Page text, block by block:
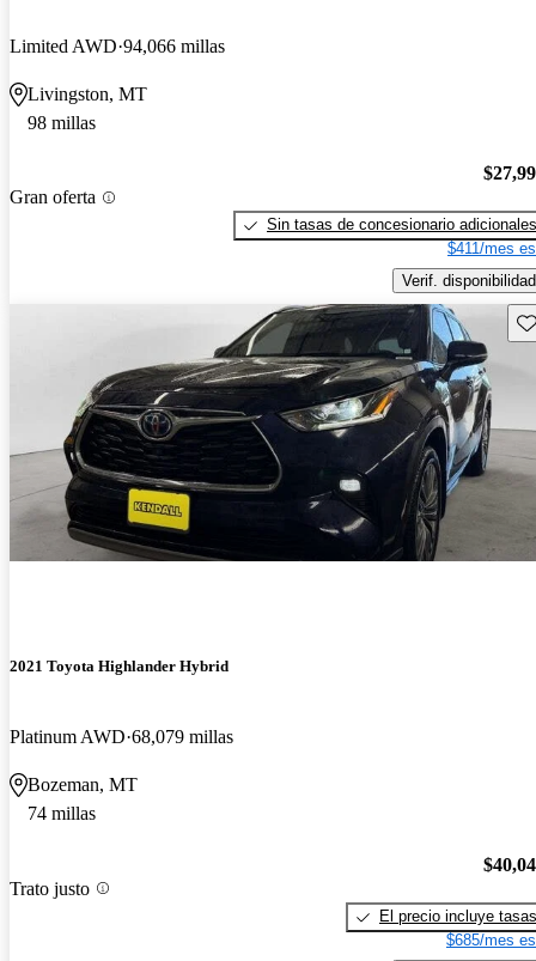
Limited AWD 94,066 millas
Livingston, MT
98 millas
Gran oferta
Sin tasas de concesionario adicionales
$411/mes
Verif. disponibilidad
2021 Toyota Highlander Hybrid
Platinum AWD 68,079 millas
Bozeman, MT
74 millas
Trato justo
El precio incluye tasas
$685/mes